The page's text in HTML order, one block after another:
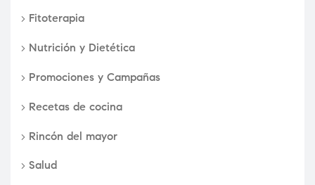
Fitoterapia
Nutrición y Dietética
Promociones y Campañas
Recetas de cocina
Rincón del mayor
Salud